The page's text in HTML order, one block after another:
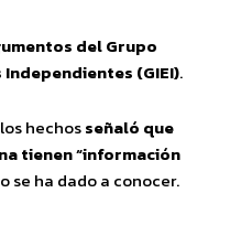
del Grupo
(GIEI).
hechosseñaló que
tienen“información
se ha dado a conocer.